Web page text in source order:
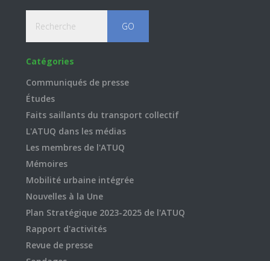
Catégories
Communiqués de presse
Études
Faits saillants du transport collectif
L'ATUQ dans les médias
Les membres de l'ATUQ
Mémoires
Mobilité urbaine intégrée
Nouvelles à la Une
Plan Stratégique 2023-2025 de l'ATUQ
Rapport d'activités
Revue de presse